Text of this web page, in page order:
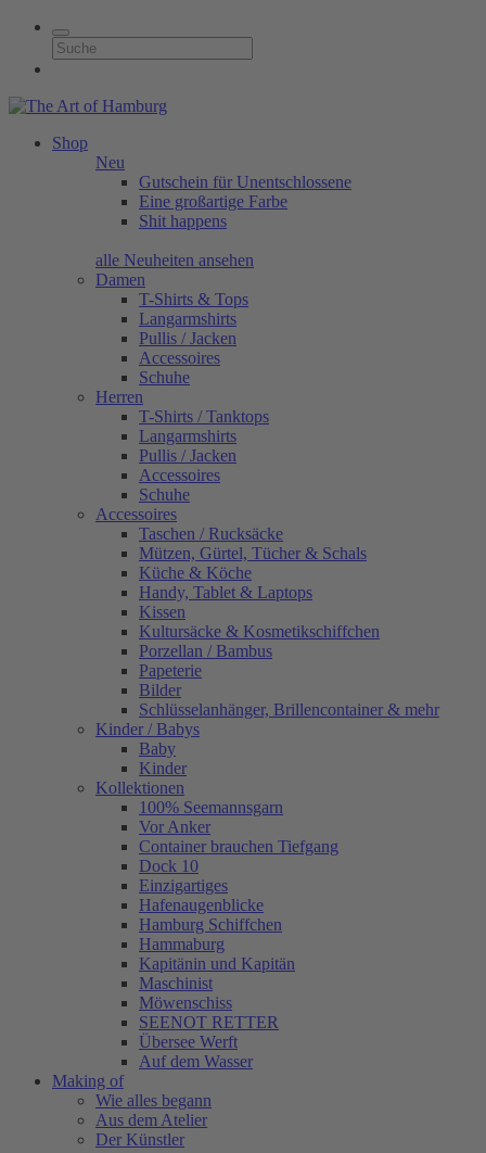
Shop
Neu
Gutschein für Unentschlossene
Eine großartige Farbe
Shit happens
alle Neuheiten ansehen
Damen
T-Shirts & Tops
Langarmshirts
Pullis / Jacken
Accessoires
Schuhe
Herren
T-Shirts / Tanktops
Langarmshirts
Pullis / Jacken
Accessoires
Schuhe
Accessoires
Taschen / Rucksäcke
Mützen, Gürtel, Tücher & Schals
Küche & Köche
Handy, Tablet & Laptops
Kissen
Kultursäcke & Kosmetikschiffchen
Porzellan / Bambus
Papeterie
Bilder
Schlüsselanhänger, Brillencontainer & mehr
Kinder / Babys
Baby
Kinder
Kollektionen
100% Seemannsgarn
Vor Anker
Container brauchen Tiefgang
Dock 10
Einzigartiges
Hafenaugen­blicke
Hamburg Schiffchen
Hammaburg
Kapitänin und Kapitän
Maschinist
Möwenschiss
SEENOT RETTER
Übersee Werft
Auf dem Wasser
Making of
Wie alles begann
Aus dem Atelier
Der Künstler